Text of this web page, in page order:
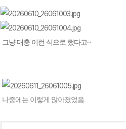
그냥 대충 이런 식으로 했다고~
나중에는 이렇게 많아졌었음.